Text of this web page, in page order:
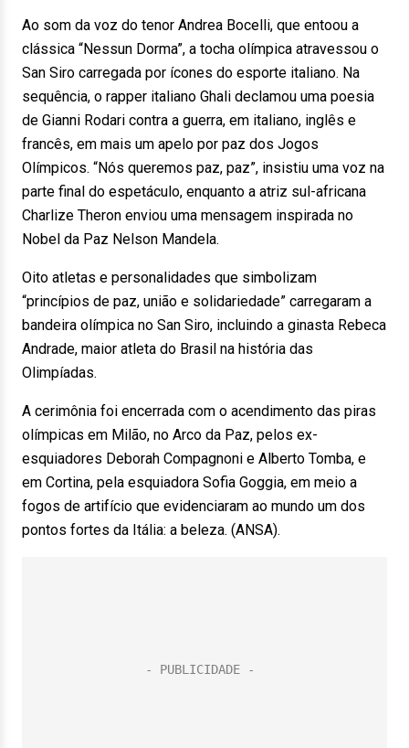
Ao som da voz do tenor Andrea Bocelli, que entoou a
clássica “Nessun Dorma”, a tocha olímpica atravessou o
San Siro carregada por ícones do esporte italiano. Na
sequência, o rapper italiano Ghali declamou uma poesia
de Gianni Rodari contra a guerra, em italiano, inglês e
francês, em mais um apelo por paz dos Jogos
Olímpicos. “Nós queremos paz, paz”, insistiu uma voz na
parte final do espetáculo, enquanto a atriz sul-africana
Charlize Theron enviou uma mensagem inspirada no
Nobel da Paz Nelson Mandela.
Oito atletas e personalidades que simbolizam
“princípios de paz, união e solidariedade” carregaram a
bandeira olímpica no San Siro, incluindo a ginasta Rebeca
Andrade, maior atleta do Brasil na história das
Olimpíadas.
A cerimônia foi encerrada com o acendimento das piras
olímpicas em Milão, no Arco da Paz, pelos ex-
esquiadores Deborah Compagnoni e Alberto Tomba, e
em Cortina, pela esquiadora Sofia Goggia, em meio a
fogos de artifício que evidenciaram ao mundo um dos
pontos fortes da Itália: a beleza. (ANSA).